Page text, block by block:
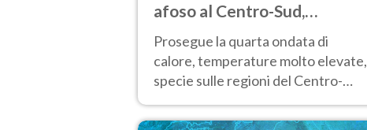
afoso al Centro-Sud,
temporali sui rilievi
Prosegue la quarta ondata di
calore, temperature molto elevate,
specie sulle regioni del Centro-
aree montuose